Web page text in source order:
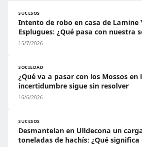
SUCESOS
Intento de robo en casa de Lamine
Esplugues: ¿Qué pasa con nuestra
15/7/2026
SOCIEDAD
¿Qué va a pasar con los Mossos en
incertidumbre sigue sin resolver
16/6/2026
SUCESOS
Desmantelan en Ulldecona un
toneladas de hachís: ¿Qué